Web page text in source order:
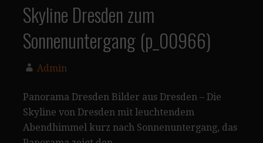
Skyline Dresden zum
Sonnenuntergang (p_00966)
Admin
Panorama Dresden Bilder aus Dresden – Die
Skyline von Dresden mit leuchtendem
Abendhimmel kurz nach Sonnenuntergang, das